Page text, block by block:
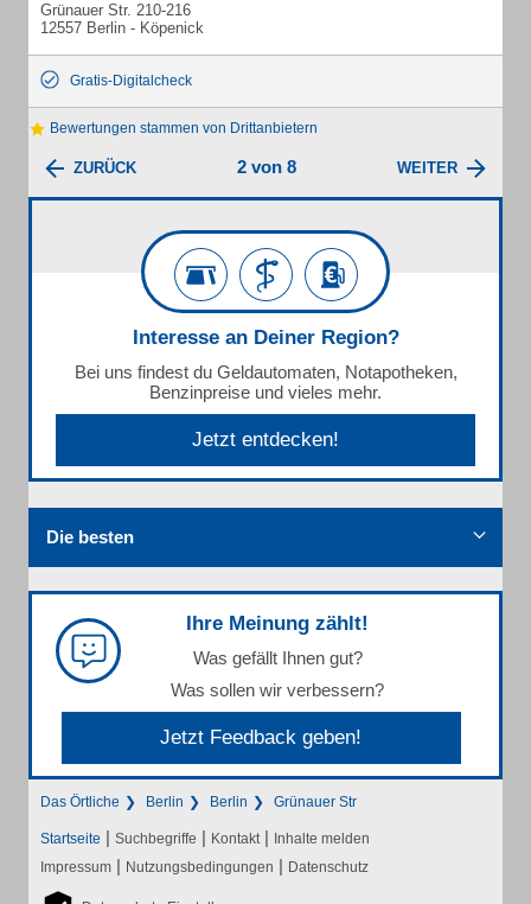
Grünauer Str. 210-216
12557 Berlin - Köpenick
Gratis-Digitalcheck
Bewertungen stammen von Drittanbietern
ZURÜCK 2 von 8 WEITER
Interesse an Deiner Region?
Bei uns findest du Geldautomaten, Notapotheken,
Benzinpreise und vieles mehr.
Jetzt entdecken!
Die besten
Ihre Meinung zählt!
Was gefällt Ihnen gut?
Was sollen wir verbessern?
Jetzt Feedback geben!
Das Örtliche Berlin Berlin Grünauer Str
Startseite | Suchbegriffe | Kontakt | Inhalte melden
Impressum | Nutzungsbedingungen | Datenschutz